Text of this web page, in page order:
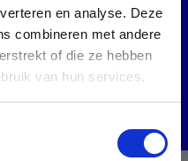
en analyse. Deze
combineren met andere
of die ze hebben
van hun services.